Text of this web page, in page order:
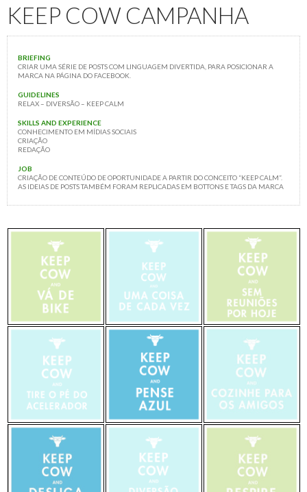
KEEP COW CAMPANHA
BRIEFING
CRIAR UMA SÉRIE DE POSTS COM LINGUAGEM DIVERTIDA, PARA POSICIONAR A
MARCA NA PÁGINA DO FACEBOOK.
GUIDELINES
RELAX – DIVERSÃO – KEEP CALM
SKILLS AND EXPERIENCE
CONHECIMENTO EM MÍDIAS SOCIAIS
CRIAÇÃO
REDAÇÃO
JOB
CRIAÇÃO DE CONTEÚDO DE OPORTUNIDADE A PARTIR DO CONCEITO “KEEP CALM”.
AS IDEIAS DE POSTS TAMBÉM FORAM REPLICADAS EM BOTTONS E TAGS DA MARCA